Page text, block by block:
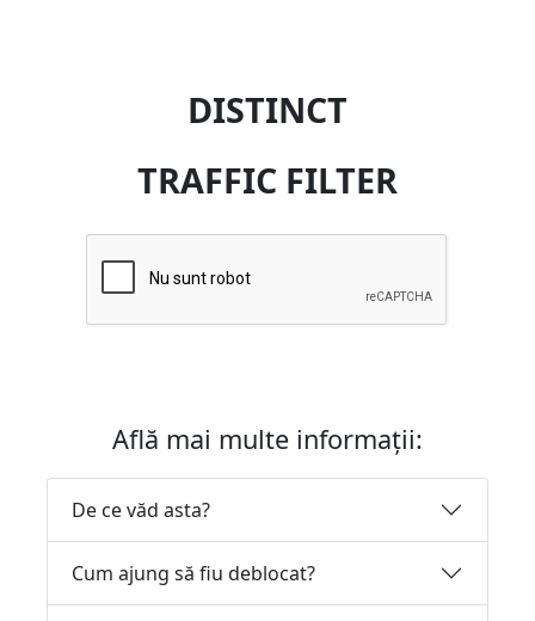
DISTINCT
TRAFFIC FILTER
Află mai multe informații:
De ce văd asta?
Cum ajung să fiu deblocat?